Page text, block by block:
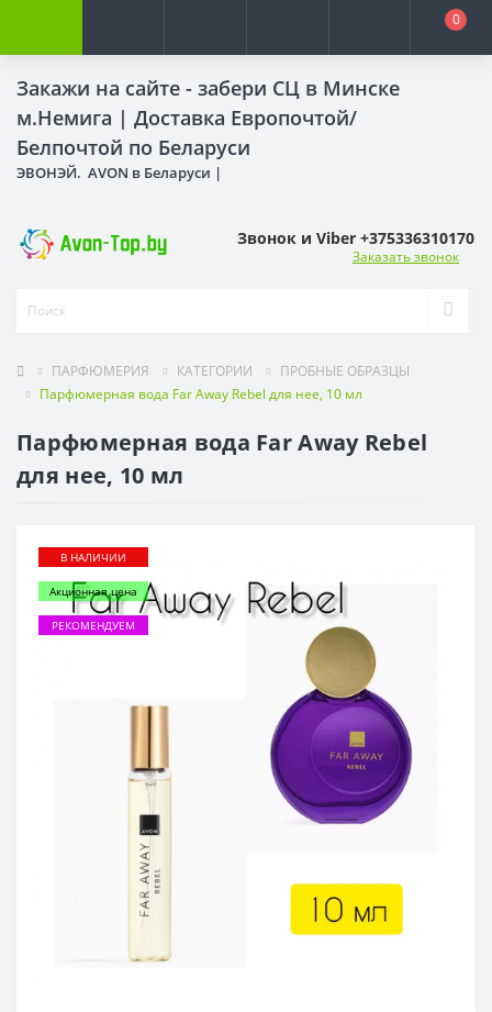
Закажи на сайте - забери СЦ в Минске
м.Немига | Доставка Европочтой/
Белпочтой по Беларуси
ЭВОНЭЙ. AVON в Беларуси |
0
Звонок и Viber +375336310170
Заказать звонок
ПАРФЮМЕРИЯ КАТЕГОРИИ
ПРОБНЫЕ ОБРАЗЦЫ
Парфюмерная вода Far Away Rebel для нее, 10 мл
Парфюмерная вода Far Away Rebel
для нее, 10 мл
В НАЛИЧИИ
Акционная цена
РЕКОМЕНДУЕМ